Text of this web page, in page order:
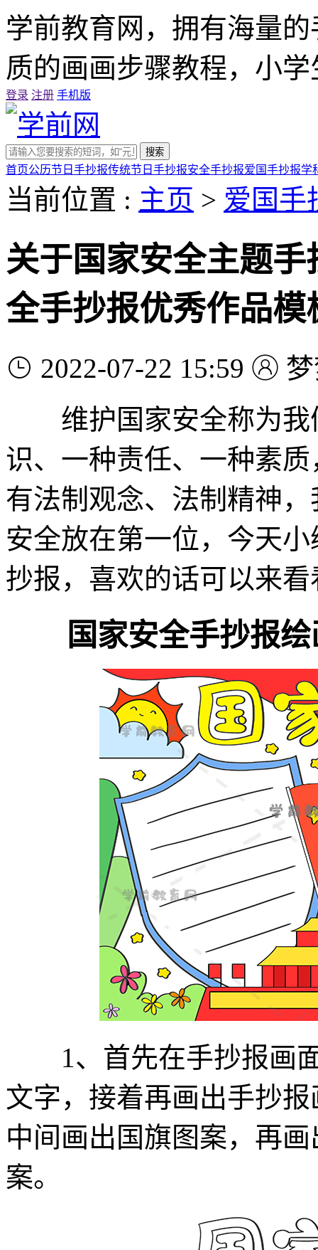
学前教育网，拥有海量
质的画画步骤教程，小
登录 注册 手机版
搜索
首页公历节日手抄报传统节日手抄报安全手抄报爱国手抄报学
当前位置 : 主页 > 爱国手
关于国家安全主题
全手抄报优秀作品模
2022-07-22 15:59
维护国家安全称为我
识、一种责任、一种素
有法制观念、法制精神
安全放在第一位，今天
抄报，喜欢的话可以来看
国家安全手抄报绘
1、首先在手抄报画面
文字，接着再画出手抄
中间画出国旗图案，再
案。